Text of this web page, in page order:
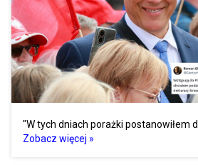
"W tych dniach porażki postanowiłem
Zobacz więcej »